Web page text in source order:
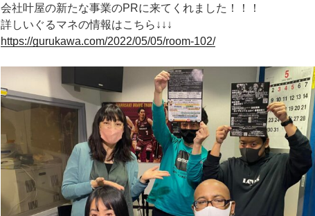
会社叶屋の新たな事業のPRに来てくれました！！！
詳しいぐるマネの情報はこちら↓↓↓
https://gurukawa.com/2022/05/05/room-102/